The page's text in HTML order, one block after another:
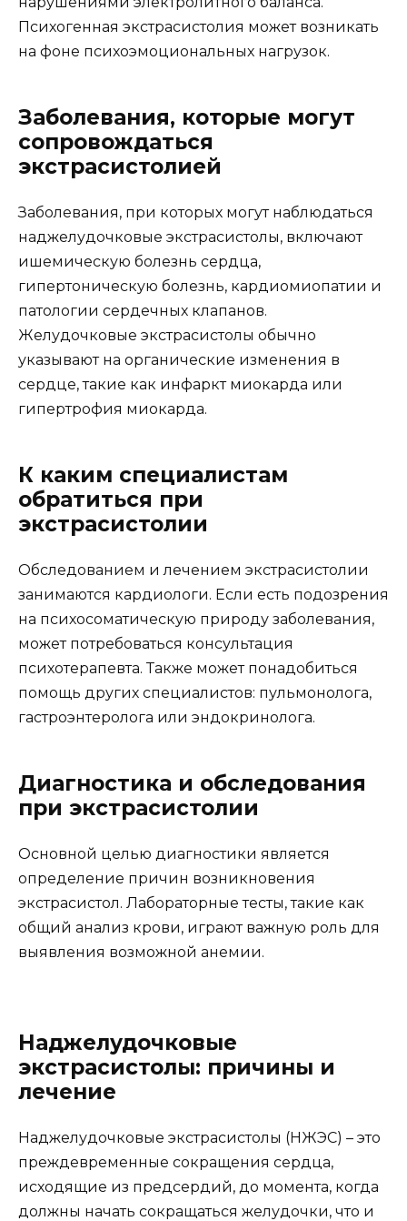
Психогенная экстрасистолия может возникать
на фоне психоэмоциональных нагрузок.
Заболевания, которые могут
сопровождаться
экстрасистолией
Заболевания, при которых могут наблюдаться
наджелудочковые экстрасистолы, включают
ишемическую болезнь сердца,
гипертоническую болезнь, кардиомиопатии и
патологии сердечных клапанов.
Желудочковые экстрасистолы обычно
указывают на органические изменения в
сердце, такие как инфаркт миокарда или
гипертрофия миокарда.
К каким специалистам
обратиться при
экстрасистолии
Обследованием и лечением экстрасистолии
занимаются кардиологи. Если есть подозрения
на психосоматическую природу заболевания,
может потребоваться консультация
психотерапевта. Также может понадобиться
помощь других специалистов: пульмонолога,
гастроэнтеролога или эндокринолога.
Диагностика и обследования
при экстрасистолии
Основной целью диагностики является
определение причин возникновения
экстрасистол. Лабораторные тесты, такие как
общий анализ крови, играют важную роль для
выявления возможной анемии.
Наджелудочковые
экстрасистолы: причины и
лечение
Наджелудочковые экстрасистолы (НЖЭС) – это
преждевременные сокращения сердца,
исходящие из предсердий, до момента, когда
должны начать сокращаться желудочки, что и